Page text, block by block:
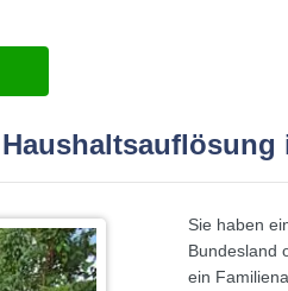
Sie haben
Bundesland
ein